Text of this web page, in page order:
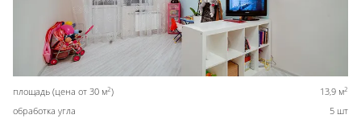
площадь (цена от 30 м2) 13,9 м2
обработка угла 5 шт